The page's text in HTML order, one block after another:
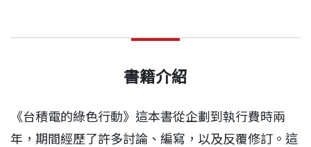
書籍介紹
《台積電的綠色行動》這本書從企劃到執行費時兩
年，期間經歷了許多討論、編寫，以及反覆修訂。這